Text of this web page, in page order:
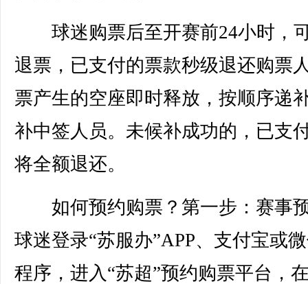
球迷购票后至开赛前24小时，
退票，已支付的票款秒级退还购票
票产生的空座即时释放，按顺序递
补中签人员。未候补成功的，已支
将全额退还。
如何预约购票？第一步：赛事
球迷登录“苏服办”APP、支付宝或
程序，进入“苏超”预约购票平台，